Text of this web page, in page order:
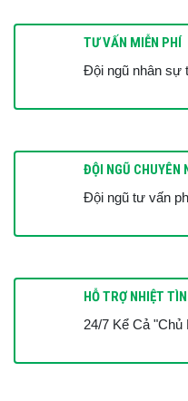
TƯ VẤN MIỄN PHÍ
Đội ngũ nhân sự
ĐỘI NGŨ CHUYÊN
Đội ngũ tư vấn
HỖ TRỢ NHIỆT
24/7 Kể Cả "Chủ